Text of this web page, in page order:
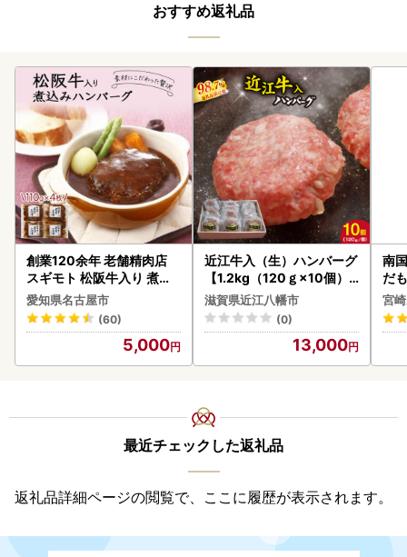
おすすめ返礼品
創業120余年 老舗精肉店
スギモト 松阪牛入り 煮込
み ハンバーグ 110g×4枚
惣菜 お取り寄せ グルメ ハ
ンバーグ 冷凍
愛知県名古屋市
(60)
5,000
近江牛入（生）ハンバーグ
【1.2kg（120ｇ×10個）
】【AG09W】
滋賀県近江八幡市
(0)
13,000
南
だ
ス
宮
最近チェックした返礼品
返礼品詳細ページの閲覧で、ここに履歴が表示されます。